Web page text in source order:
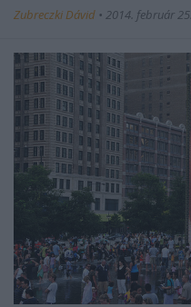
Zubreczki Dávid • 2014. február 25.